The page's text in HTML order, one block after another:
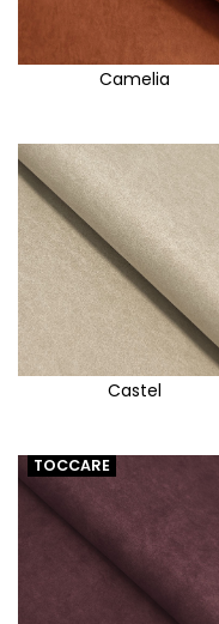
Camelia
Castel
TOCCARE